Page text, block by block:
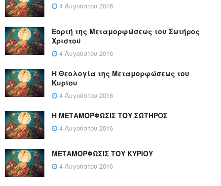
4 Αυγούστου 2016
Εορτή της Μεταμορφώσεως του Σωτήρος
Χριστού
4 Αυγούστου 2016
Η Θεολογία της Μεταμορφώσεως του
Κυρίου
4 Αυγούστου 2016
Η ΜΕΤΑΜΟΡΦΩΣΙΣ ΤΟΥ ΣΩΤΗΡΟΣ
4 Αυγούστου 2016
ΜΕΤΑΜΟΡΦΩΣΙΣ ΤΟΥ ΚΥΡΙΟΥ
4 Αυγούστου 2016